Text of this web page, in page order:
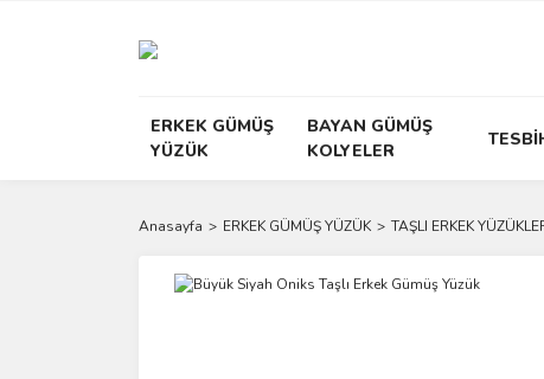
ERKEK GÜMÜŞ
YÜZÜK
BAYAN GÜMÜŞ
KOLYELER
Anasayfa ERKEK GÜMÜŞ YÜZÜK TAŞLI ERKEK